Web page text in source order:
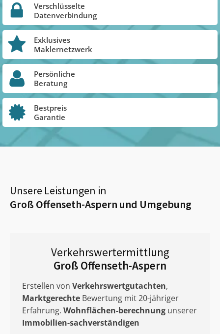
Verschlüsselte
Datenverbindung
Exklusives
Maklernetzwerk
Persönliche
Beratung
Bestpreis
Garantie
Unsere Leistungen in
Groß Offenseth-Aspern und Umgebung
Verkehrswertermittlung
Groß Offenseth-Aspern
Erstellen von Verkehrswertgutachten,
Marktgerechte Bewertung mit 20-jähriger
Erfahrung. Wohnflächen-berechnung unserer
Immobilien-sachverständigen